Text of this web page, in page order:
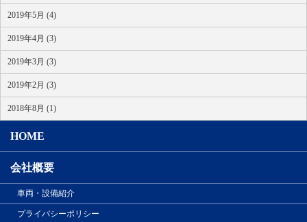
2019年5月 (4)
2019年4月 (3)
2019年3月 (3)
2019年2月 (3)
2018年8月 (1)
HOME
会社概要
車両・設備紹介
プライバシーポリシー